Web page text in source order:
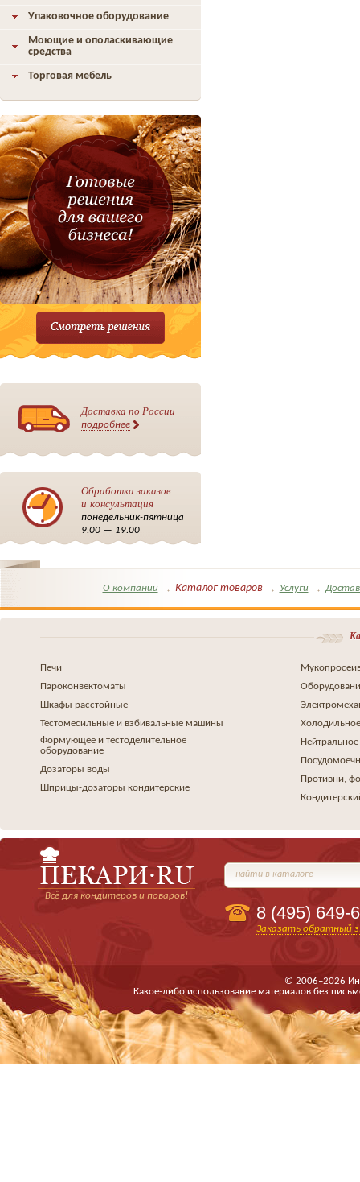
Упаковочное оборудование
Моющие и ополаскивающие
средства
Торговая мебель
Доставка по России
подробнее
Обработка заказов
и консультация
понедельник-пятница
9.00 — 19.00
О компании Каталог товаров Услуги
Печи
Пароконвектоматы
Шкафы расстойные
Тестомесильные и взбивальные машины
Формующее и тестоделительное
оборудование
Дозаторы воды
Шприцы-дозаторы кондитерские
Противни,
Всё для кондитеров и поваров!
найти в каталоге
8 (495) 649-
Заказать обратный
© 2006–2026
Какое-либо использование материалов без